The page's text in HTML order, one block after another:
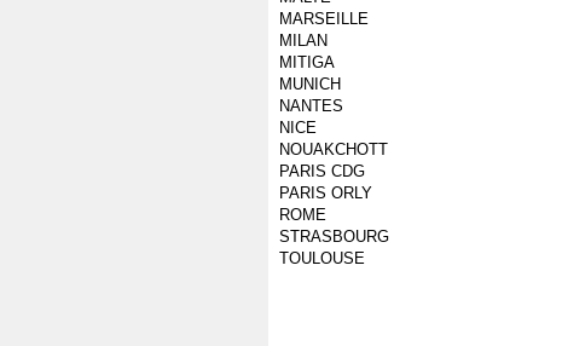
MARSEILLE
MILAN
MITIGA
MUNICH
NANTES
NICE
NOUAKCHOTT
PARIS CDG
PARIS ORLY
ROME
STRASBOURG
TOULOUSE